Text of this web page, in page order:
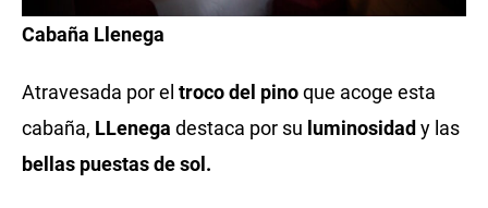
Cabaña Llenega
Atravesada por el troco del pinoque acoge esta
cabaña, LLenega destaca por su luminosidady las
bellas puestas de sol.